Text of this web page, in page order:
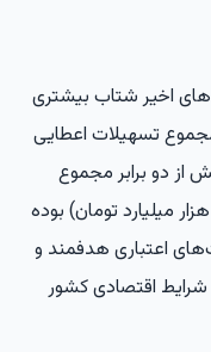
اخیر شتاب بیشتری
به‌طوری‌که در دو سال ۱۴۰۲ و ۱۴۰۳، مجموع تسهیلات اعطایی
بیش از دو برابر مجموع
تسهیلات پرداختی در ۳۲ سال گذشته (۷۷ هزار میلیارد تومان) بوده
سیاست‌های اعتباری هدفمند و
شرایط اقتصادی کشور